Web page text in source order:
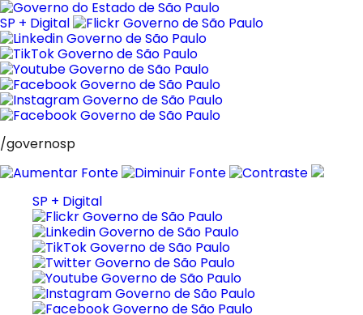
Pular
para
o
conteúdo
SP + Digital
/governosp
SP + Digital